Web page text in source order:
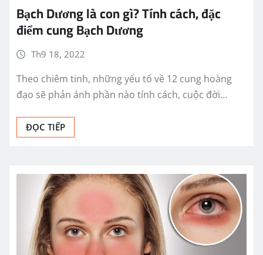
Bạch Dương là con gì? Tính cách, đặc
điểm cung Bạch Dương
Th9 18, 2022
Theo chiêm tinh, những yếu tố về 12 cung hoàng
đạo sẽ phản ánh phần nào tính cách, cuộc đời…
ĐỌC TIẾP